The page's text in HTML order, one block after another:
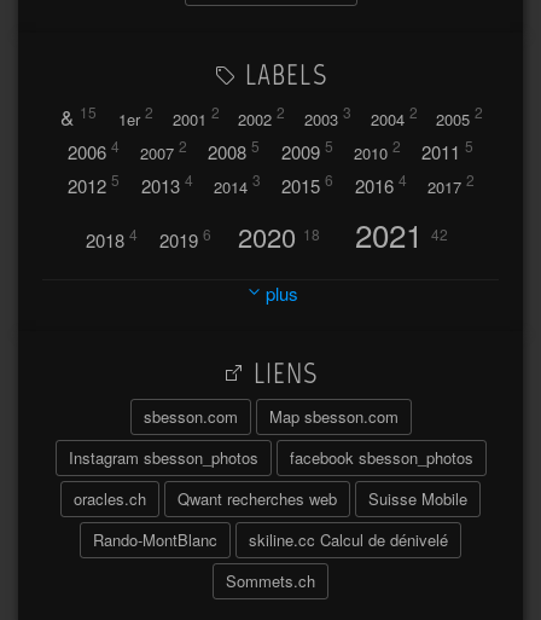
LABELS
& 15 1er 2 2001 2 2002 2 2003 3 2004 2 2005 2
2006 4 2007 2 2008 5 2009 5 2010 2 2011 5
2012 5 2013 4 2014 3 2015 6 2016 4 2017 2
2018 4 2019 6 2020 18 2021 42
2023 32
2026
A travers l'hublot 17 Abländschen 3
Açores 2004 64 Adelboden 2
Adonis 6
Afrique du Sud 2019
plus
LIENS
sbesson.com
Map sbesson.com
Instagram sbesson_photos
facebook sbesson_photos
oracles.ch
Qwant recherches web
Suisse Mobile
Rando-MontBlanc
skiline.cc Calcul de dénivelé
Sommets.ch